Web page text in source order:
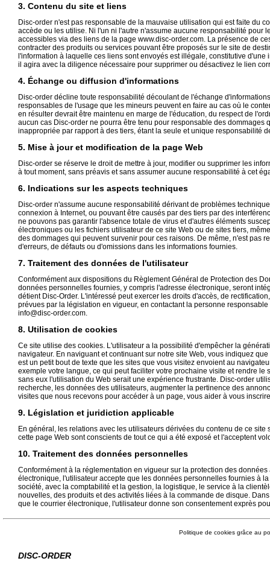
3. Contenu du site et liens
Disc-order n'est pas responsable de la mauvaise utilisation qui est faite du
accède ou les utilise. Ni l'un ni l'autre n'assume aucune responsabilité pour
accessibles via des liens de la page www.disc-order.com. La présence de
contracter des produits ou services pouvant être proposés sur le site de
l'information à laquelle ces liens sont envoyés est illégale, constitutive
il agira avec la diligence nécessaire pour supprimer ou désactivez le lien
4. Échange ou diffusion d'informations
Disc-order décline toute responsabilité découlant de l'échange
responsables de l'usage que les mineurs peuvent en faire au cas où le
en résulter devrait être maintenu en marge de l'éducation, du respect de
aucun cas Disc-order ne pourra être tenu pour responsable des
inappropriée par rapport à des tiers, étant la seule et unique responsabilité
5. Mise à jour et modification de la page Web
Disc-order se réserve le droit de mettre à jour, modifier ou supprimer les
à tout moment, sans préavis et sans assumer aucune responsabilité à cet
6. Indications sur les aspects techniques
Disc-order n'assume aucune responsabilité dérivant de problèmes
connexion à Internet, ou pouvant être causés par des tiers par des
ne pouvons pas garantir l'absence totale de virus et d'autres éléments
électroniques ou les fichiers utilisateur de ce site Web ou de sites tiers,
des dommages qui peuvent survenir pour ces raisons. De même, n'est pas
d'erreurs, de défauts ou d'omissions dans les informations fournies.
7. Traitement des données de l'utilisateur
Conformément aux dispositions du Règlement Général de Protection des
données personnelles fournies, y compris l'adresse électronique, seront
détient Disc-Order. L'intéressé peut exercer les droits d'accès, de
prévues par la législation en vigueur, en contactant la personne
info@disc-order.com.
8. Utilisation de cookies
Ce site utilise des cookies. L'utilisateur a la possibilité d'empêcher la
navigateur. En naviguant et continuant sur notre site Web, vous indiquez
est un petit bout de texte que les sites que vous visitez envoient au
exemple votre langue, ce qui peut faciliter votre prochaine visite et rendre
sans eux l'utilisation du Web serait une expérience frustrante. Disc-order
recherche, les données des utilisateurs, augmenter la pertinence des
visites que nous recevons pour accéder à un page, vous aider à vous
9. Législation et juridiction applicable
En général, les relations avec les utilisateurs dérivées du contenu de ce
cette page Web sont conscients de tout ce qui a été exposé et l'acceptent
10. Traitement des données personnelles
Conformément à la réglementation en vigueur sur la protection des
électronique, l'utilisateur accepte que les données personnelles fournies à
société, avec la comptabilité et la gestion, la logistique, le service à la
nouvelles, des produits et des activités liées à la commande de disque.
que le courrier électronique, l'utilisateur donne son consentement exprès
Politique de cookies grâce au
DISC-ORDER